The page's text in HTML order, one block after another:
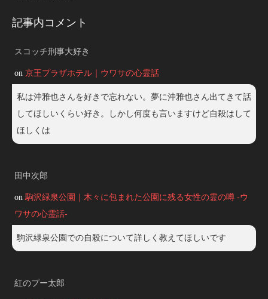
記事内コメント
スコッチ刑事大好き
on 京王プラザホテル｜ウワサの心霊話
私は沖雅也さんを好きで忘れない。夢に沖雅也さん出てきて話
してほしいくらい好き。しかし何度も言いますけど自殺はして
ほしくは
田中次郎
on 駒沢緑泉公園｜木々に包まれた公園に残る女性の霊の噂 -ウ
ワサの心霊話-
駒沢緑泉公園での自殺について詳しく教えてほしいです
紅のプー太郎